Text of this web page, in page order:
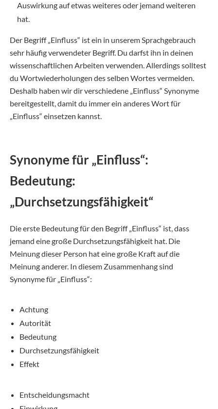
Auswirkung auf etwas weiteres oder jemand weiteren
hat.
Der Begriff „Einfluss“ ist ein in unserem Sprachgebrauch
sehr häufig verwendeter Begriff. Du darfst ihn in deinen
wissenschaftlichen Arbeiten verwenden. Allerdings solltest
du Wortwiederholungen des selben Wortes vermeiden.
Deshalb haben wir dir verschiedene „Einfluss“ Synonyme
bereitgestellt, damit du immer ein anderes Wort für
„Einfluss“ einsetzen kannst.
Synonyme für „Einfluss“:
Bedeutung:
„Durchsetzungsfähigkeit“
Die erste Bedeutung für den Begriff „Einfluss“ ist, dass
jemand eine große Durchsetzungsfähigkeit hat. Die
Meinung dieser Person hat eine große Kraft auf die
Meinung anderer. In diesem Zusammenhang sind
Synonyme für „Einfluss“:
Achtung
Autorität
Bedeutung
Durchsetzungsfähigkeit
Effekt
Entscheidungsmacht